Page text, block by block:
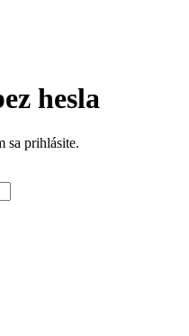
hesla
sa prihlásite.